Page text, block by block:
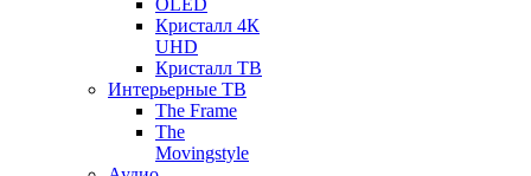
OLED
Кристалл 4К
UHD
Кристалл ТВ
Интерьерные ТВ
The Frame
The
Movingstyle